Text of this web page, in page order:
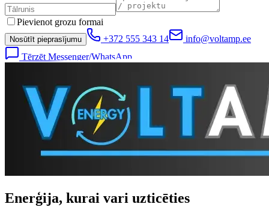
Pievienot grozu formai
Nosūtīt pieprasījumu +372 555 343 14
info@voltamp.ee
Tērzēt Messenger/WhatsApp
Enerģija, kurai vari uzticēties